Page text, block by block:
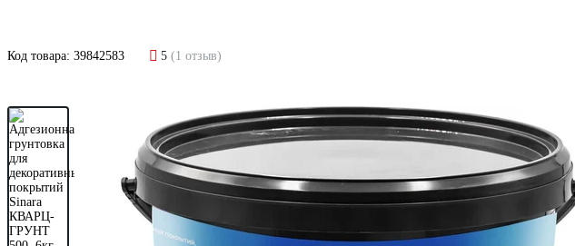
Код товара: 39842583 5 (1 отзыв)